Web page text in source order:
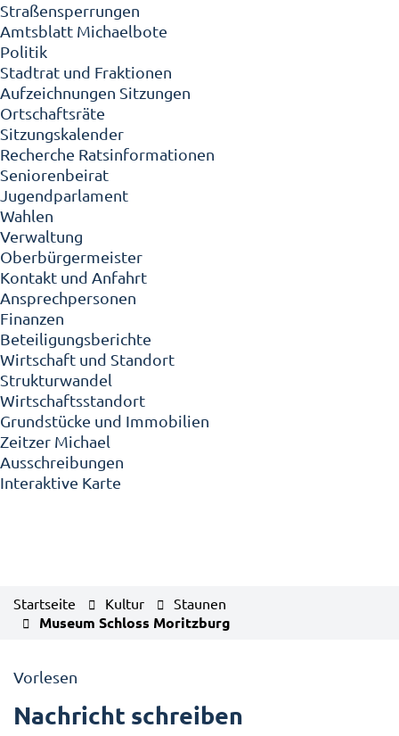
Straßensperrungen
Amtsblatt Michaelbote
Politik
Stadtrat und Fraktionen
Aufzeichnungen Sitzungen
Ortschaftsräte
Sitzungskalender
Recherche Ratsinformationen
Seniorenbeirat
Jugendparlament
Wahlen
Verwaltung
Oberbürgermeister
Kontakt und Anfahrt
Ansprechpersonen
Finanzen
Beteiligungsberichte
Wirtschaft und Standort
Strukturwandel
Wirtschaftsstandort
Grundstücke und Immobilien
Zeitzer Michael
Ausschreibungen
Interaktive Karte
Startseite Kultur Staunen
Museum Schloss Moritzburg
Vorlesen
Nachricht schreiben